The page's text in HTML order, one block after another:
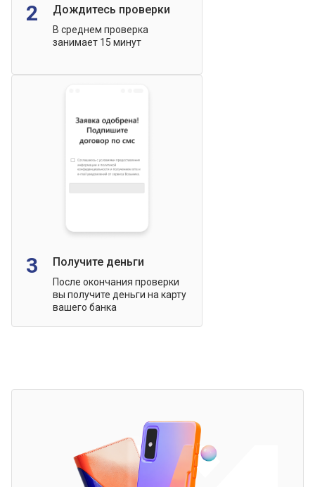
2 Дождитесь проверки
В среднем проверка
занимает 15 минут
3 Получите деньги
После окончания проверки
вы получите деньги на карту
вашего банка